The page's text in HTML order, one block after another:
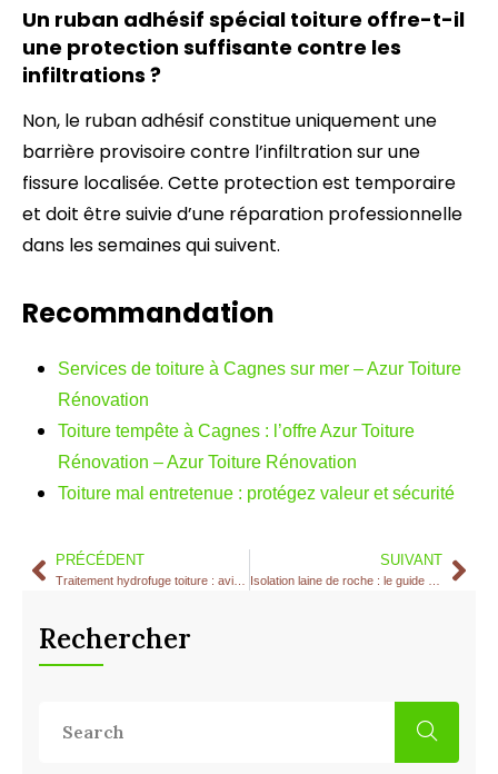
Un ruban adhésif spécial toiture offre-t-il
une protection suffisante contre les
infiltrations ?
Non, le ruban adhésif constitue uniquement une
barrière provisoire contre l’infiltration sur une
fissure localisée. Cette protection est temporaire
et doit être suivie d’une réparation professionnelle
dans les semaines qui suivent.
Recommandation
Services de toiture à Cagnes sur mer – Azur Toiture
Rénovation
Toiture tempête à Cagnes : l’offre Azur Toiture
Rénovation – Azur Toiture Rénovation
Toiture mal entretenue : protégez valeur et sécurité
PRÉCÉDENT
Traitement hydrofuge toiture : avis honnête d’un couvreur RGE
SUIVANT
Isolation laine de roche : le guide pour maisons Côte d’Azur
Rechercher